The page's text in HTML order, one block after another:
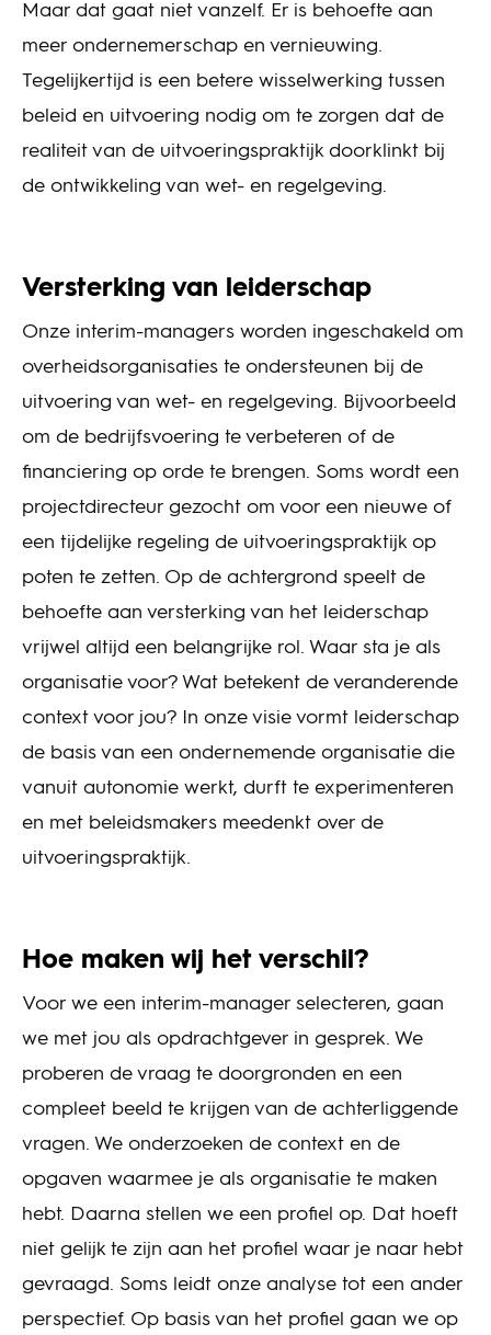
Maar dat gaat niet vanzelf. Er is behoefte aan
meer ondernemerschap en vernieuwing.
Tegelijkertijd is een betere wisselwerking tussen
beleid en uitvoering nodig om te zorgen dat de
realiteit van de uitvoeringspraktijk doorklinkt bij
de ontwikkeling van wet- en regelgeving.
Versterking van leiderschap
Onze interim-managers worden ingeschakeld om
overheidsorganisaties te ondersteunen bij de
uitvoering van wet- en regelgeving. Bijvoorbeeld
om de bedrijfsvoering te verbeteren of de
financiering op orde te brengen. Soms wordt een
projectdirecteur gezocht om voor een nieuwe of
een tijdelijke regeling de uitvoeringspraktijk op
poten te zetten. Op de achtergrond speelt de
behoefte aan versterking van het leiderschap
vrijwel altijd een belangrijke rol. Waar sta je als
organisatie voor? Wat betekent de veranderende
context voor jou? In onze visie vormt leiderschap
de basis van een ondernemende organisatie die
vanuit autonomie werkt, durft te experimenteren
en met beleidsmakers meedenkt over de
uitvoeringspraktijk.
Hoe maken wij het verschil?
Voor we een interim-manager selecteren, gaan
we met jou als opdrachtgever in gesprek. We
proberen de vraag te doorgronden en een
compleet beeld te krijgen van de achterliggende
vragen. We onderzoeken de context en de
opgaven waarmee je als organisatie te maken
hebt. Daarna stellen we een profiel op. Dat hoeft
niet gelijk te zijn aan het profiel waar je naar hebt
gevraagd. Soms leidt onze analyse tot een ander
perspectief. Op basis van het profiel gaan we op